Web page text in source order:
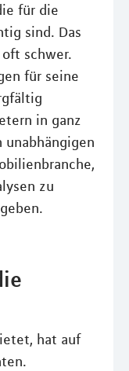
für die
sind. Das
schwer.
für seine
in ganz
zu
hat auf